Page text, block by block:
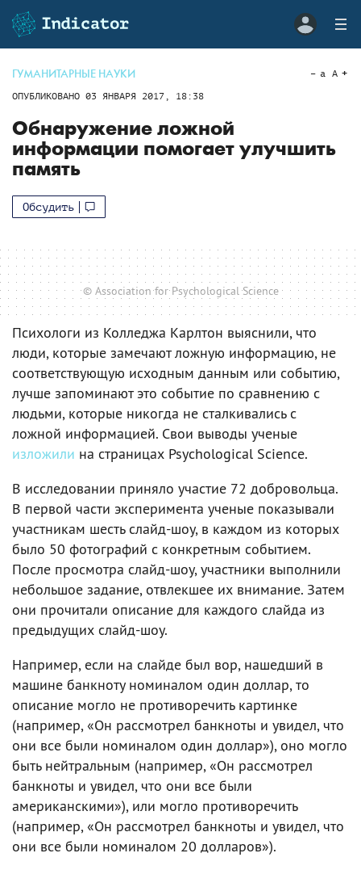
ГУМАНИТАРНЫЕ НАУКИ
ОПУБЛИКОВАНО 03 ЯНВАРЯ 2017, 18:38
a A
Обнаружение ложной
информации помогает улучшить
память
Обсудить
© Association for Psychological Science
Психологи из Колледжа Карлтон выяснили, что
люди, которые замечают ложную информацию, не
соответствующую исходным данным или событию,
лучше запоминают это событие по сравнению с
людьми, которые никогда не сталкивались с
ложной информацией. Свои выводы ученые
изложили на страницах Psychological Science.
В исследовании приняло участие 72 добровольца.
В первой части эксперимента ученые показывали
участникам шесть слайд-шоу, в каждом из которых
было 50 фотографий с конкретным событием.
После просмотра слайд-шоу, участники выполнили
небольшое задание, отвлекшее их внимание. Затем
они прочитали описание для каждого слайда из
предыдущих слайд-шоу.
Например, если на слайде был вор, нашедший в
машине банкноту номиналом один доллар, то
описание могло не противоречить картинке
(например, «Он рассмотрел банкноты и увидел, что
они все были номиналом один доллар»), оно могло
быть нейтральным (например, «Он рассмотрел
банкноты и увидел, что они все были
американскими»), или могло противоречить
(например, «Он рассмотрел банкноты и увидел, что
они все были номиналом 20 долларов»).